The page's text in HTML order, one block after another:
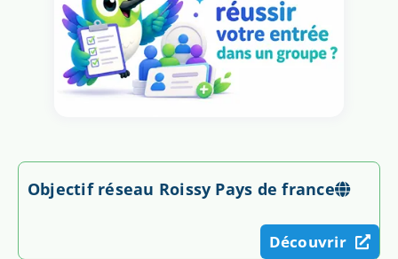
Objectif réseau Roissy Pays de france
Découvrir